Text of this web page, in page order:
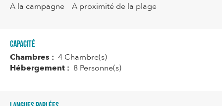
A la campagne A proximité de la plage
Capacité
Chambres : 4 Chambre(s)
Hébergement : 8 Personne(s)